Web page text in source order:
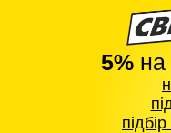
5%на